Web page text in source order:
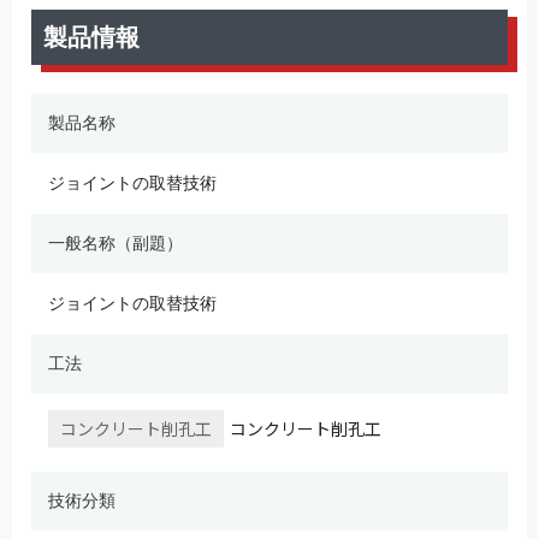
製品情報
製品名称
ジョイントの取替技術
一般名称（副題）
ジョイントの取替技術
工法
コンクリート削孔工 コンクリート削孔工
技術分類